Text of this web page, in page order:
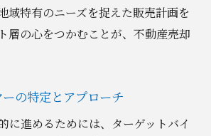
域特有のニーズを捉えた販売計画を
層の心をつかむことが、不動産売却
の特定とアプローチ
に進めるためには、ターゲットバイ